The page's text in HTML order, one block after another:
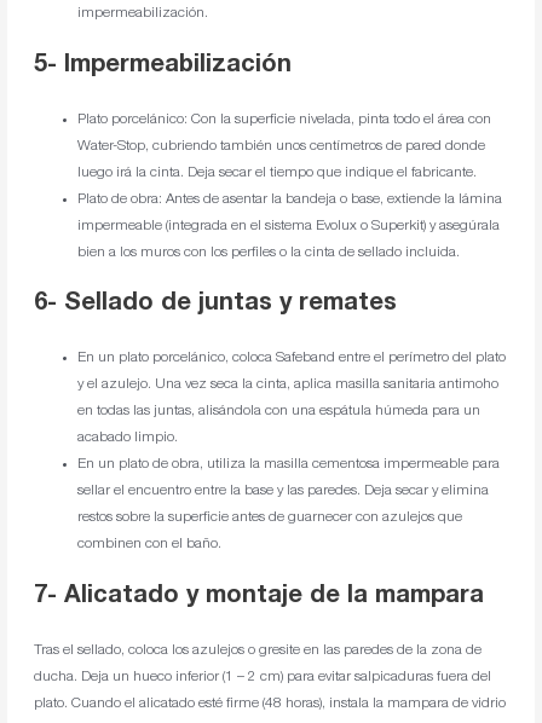
impermeabilización.
5- Impermeabilización
Plato porcelánico: Con la superficie nivelada, pinta todo el área con
Water-Stop, cubriendo también unos centímetros de pared donde
luego irá la cinta. Deja secar el tiempo que indique el fabricante.
Plato de obra: Antes de asentar la bandeja o base, extiende la lámina
impermeable (integrada en el sistema Evolux o Superkit) y asegúrala
bien a los muros con los perfiles o la cinta de sellado incluida.
6- Sellado de juntas y remates
En un plato porcelánico, coloca Safeband entre el perímetro del plato
y el azulejo. Una vez seca la cinta, aplica masilla sanitaria antimoho
en todas las juntas, alisándola con una espátula húmeda para un
acabado limpio.
En un plato de obra, utiliza la masilla cementosa impermeable para
sellar el encuentro entre la base y las paredes. Deja secar y elimina
restos sobre la superficie antes de guarnecer con azulejos que
combinen con el baño.
7- Alicatado y montaje de la mampara
Tras el sellado, coloca los azulejos o gresite en las paredes de la zona de
ducha. Deja un hueco inferior (1 – 2 cm) para evitar salpicaduras fuera del
plato. Cuando el alicatado esté firme (48 horas), instala la mampara de vidrio